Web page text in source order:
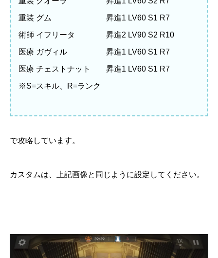
重装 グム 昇進1 LV60 S1 R7
術師 イフリータ 昇進2 LV90 S2 R10
医療 ガヴィル 昇進1 LV60 S1 R7
医療 チェストナット 昇進1 LV60 S1 R7
※S=スキル、R=ランク
で攻略しています。
カスタムは、上記画像と同じように設定してください。